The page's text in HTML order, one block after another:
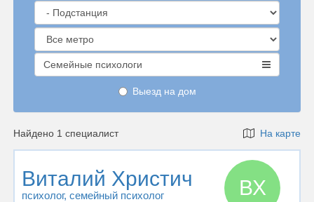
Семейные психологи
Выезд на дом
Найдено 1 специалист На карте
Виталий Христич
психолог, семейный психолог ВХ